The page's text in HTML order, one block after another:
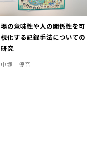
場の意味性や人の関係性を可
視化する記録手法についての
研究
中塚 優音